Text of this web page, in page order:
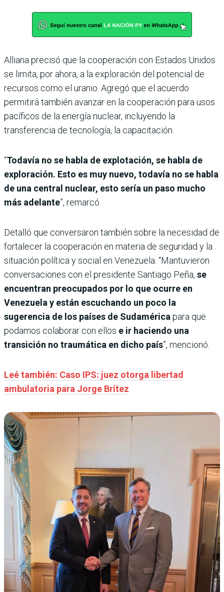
Alliana precisó que la cooperación con Estados Unidos
se limita, por ahora, a la exploración del potencial de
recursos como el uranio. Agregó que el acuerdo
permitirá también avanzar en la cooperación para usos
pacíficos de la energía nuclear, incluyendo la
transferencia de tecnología, la capacitación.
“Todavía no se habla de explotación, se habla de
exploración. Esto es muy nuevo, todavía no se habla
de una central nuclear, esto sería un paso mucho
más adelante”, remarcó.
Detalló que conversaron también sobre la necesidad de
fortalecer la cooperación en materia de seguridad y la
situación política y social en Venezuela. “Mantuvieron
conversaciones con el presidente Santiago Peña, se
encuentran preocupados por lo que ocurre en
Venezuela y están escuchando un poco la
sugerencia de los países de Sudamérica para que
podamos colaborar con ellos e ir haciendo una
transición no traumática en dicho país”, mencionó.
Leé también: Caso IPS: juez otorga libertad
ambulatoria para Jorge Brítez